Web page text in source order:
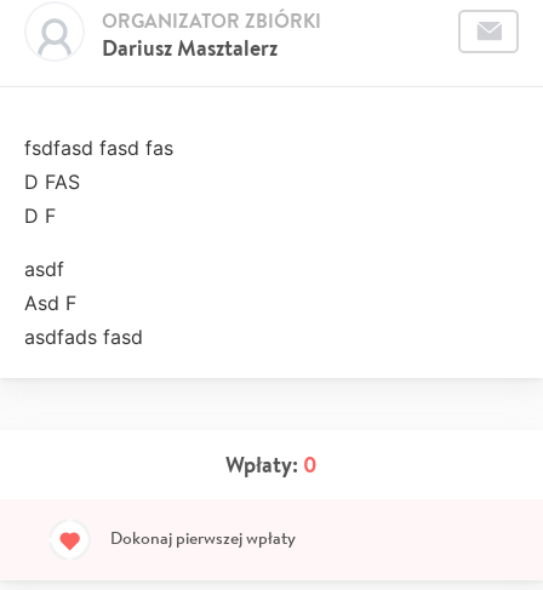
Dariusz Masztalerz
ORGANIZATOR ZBIÓRKI
fsdfasd fasd fas
D FAS
D F
asdf
Asd F
asdfads fasd
Wpłaty: 0
Dokonaj pierwszej wpłaty